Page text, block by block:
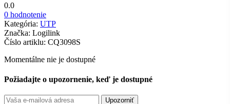
0.0
0 hodnotenie
Kategória: UTP
Značka: Logilink
Číslo artiklu: CQ3098S
Momentálne nie je dostupné
Požiadajte o upozornenie, keď je dostupné
Upozorniť